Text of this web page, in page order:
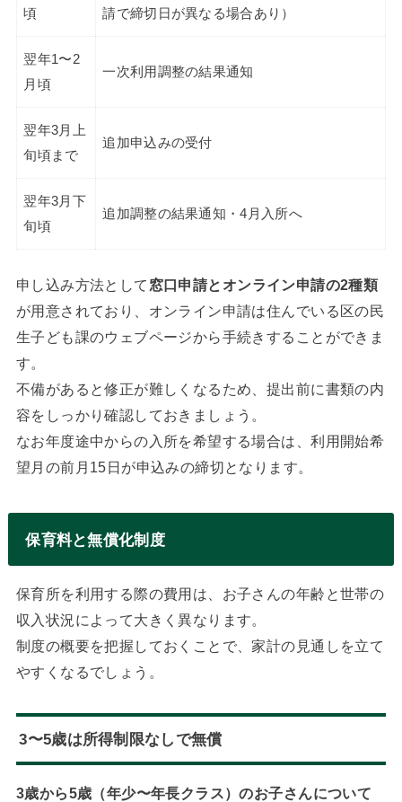
頃
請で締切日が異なる場合あり）
翌年1〜2
月頃
一次利用調整の結果通知
翌年3月上
旬頃まで
追加申込みの受付
翌年3月下
旬頃
追加調整の結果通知・4月入所へ
申し込み方法として 窓口申請とオンライン申請の2種類
が用意されており、オンライン申請は住んでいる区の民
生子ども課のウェブページから手続きすることができま
す。
不備があると修正が難しくなるため、提出前に書類の内
容をしっかり確認しておきましょう。
なお年度途中からの入所を希望する場合は、利用開始希
望月の前月15日が申込みの締切となります。
保育料と無償化制度
保育所を利用する際の費用は、お子さんの年齢と世帯の
収入状況によって大きく異なります。
制度の概要を把握しておくことで、家計の見通しを立て
やすくなるでしょう。
3〜5歳は所得制限なしで無償
3歳から5歳（年少〜年長クラス）のお子さんについて